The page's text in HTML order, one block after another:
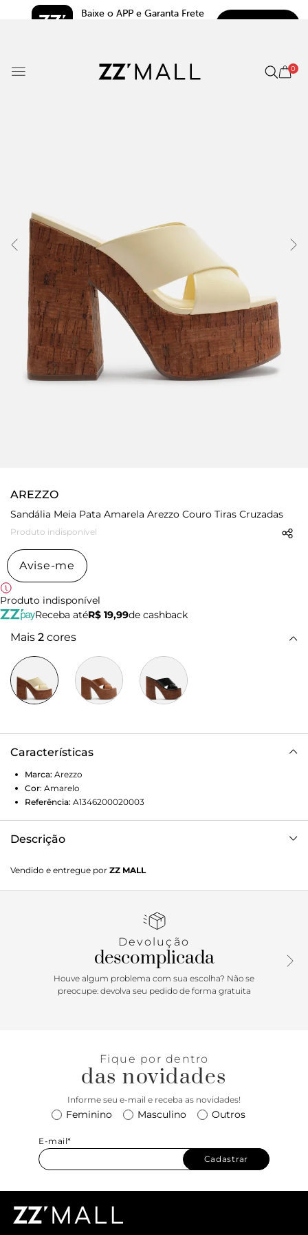
Baixe o APP e Garanta Frete
0
AREZZO
Sandália Meia Pata Amarela Arezzo Couro Tiras Cruzadas
Produto indisponível
Avise-me
Produto indisponível
Receba atéR$ 19,99de cashback
Mais 2 cores
Características
Marca: Arezzo
Cor: Amarelo
Referência: A1346200020003
Descrição
meia-pata em cortiça marrom, além de formato
arredondado na ponta. Traz tiras largas cruzadas sobre os
sandália e inscrição do nome da marca.
Vendido e entregue por ZZ MALL
Devolução
descomplicada
Houve algum problema com sua escolha? Não se
preocupe: devolva seu pedido de forma gratuita
Fique por dentro
das novidades
Informe seu e-mail e receba as novidades!
Feminino Masculino Outros
E-mail*
Cadastrar